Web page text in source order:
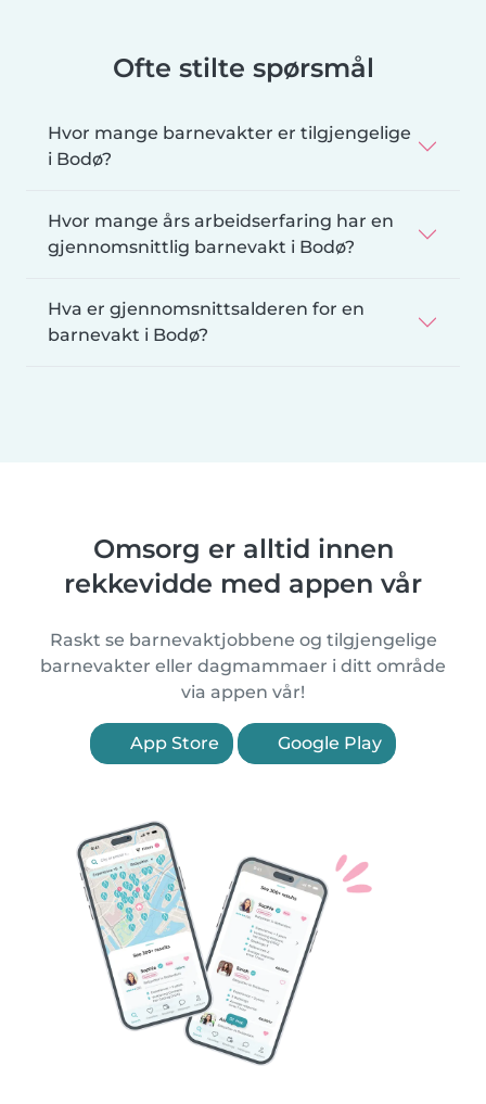
Ofte stilte spørsmål
Hvor mange barnevakter er tilgjengelige
i Bodø?
Hvor mange års arbeidserfaring har en
gjennomsnittlig barnevakt i Bodø?
Hva er gjennomsnittsalderen for en
barnevakt i Bodø?
Omsorg er alltid innen
rekkevidde med appen vår
Raskt se barnevaktjobbene og tilgjengelige
barnevakter eller dagmammaer i ditt område
via appen vår!
App Store Google Play